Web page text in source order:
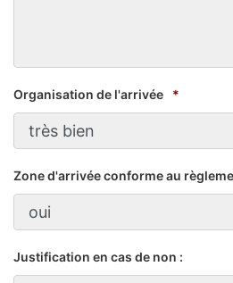
Organisation de l'arrivée *
Zone d'arrivée conforme au
Justification en cas de non :